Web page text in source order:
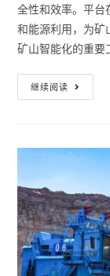
全性和效率。平台
和能源利用，为矿
矿山智能化的重要
继续阅读